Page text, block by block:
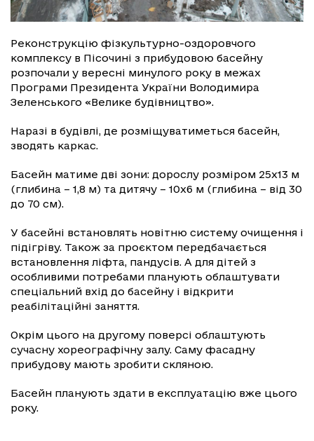
Реконструкцію фізкультурно-оздоровчого
комплексу в Пісочині з прибудовою басейну
розпочали у вересні минулого року в межах
Програми Президента України Володимира
Зеленського «Велике будівництво».
Наразі в будівлі, де розміщуватиметься басейн,
зводять каркас.
Басейн матиме дві зони: дорослу розміром 25х13 м
(глибина – 1,8 м) та дитячу – 10х6 м (глибина – від 30
до 70 см).
У басейні встановлять новітню систему очищення і
підігріву. Також за проєктом передбачається
встановлення ліфта, пандусів. А для дітей з
особливими потребами планують облаштувати
спеціальний вхід до басейну і відкрити
реабілітаційні заняття.
Окрім цього на другому поверсі облаштують
сучасну хореографічну залу. Саму фасадну
прибудову мають зробити скляною.
Басейн планують здати в експлуатацію вже цього
року.